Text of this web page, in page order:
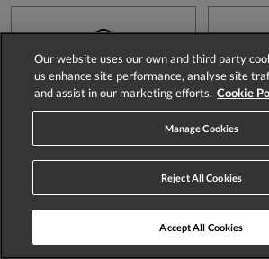
Store Locator
Our website uses our own and third party
us enhance site performance, analyse site
and assist in our marketing efforts. Cookie
Manage Cookies
Reject All Cookies
Accept All Cookies